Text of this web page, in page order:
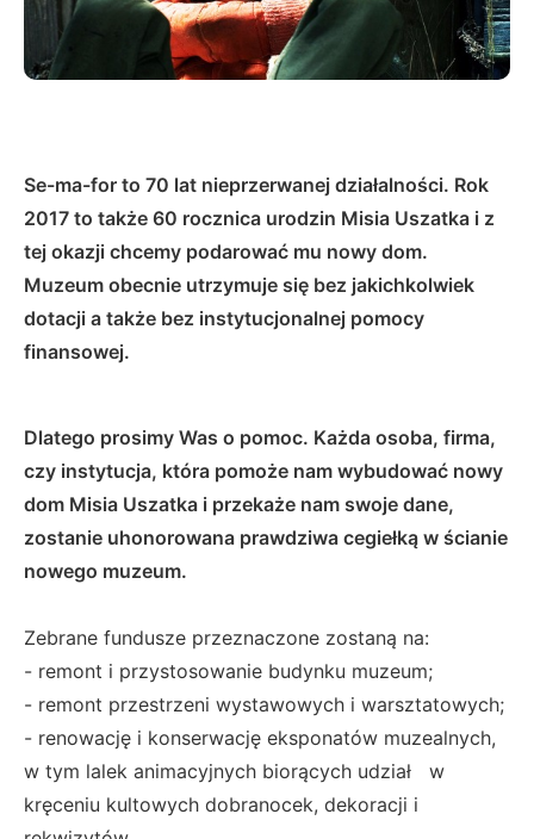
Se-ma-for to 70 lat nieprzerwanej działalności. Rok
2017 to także 60 rocznica urodzin Misia Uszatka i z
tej okazji chcemy podarować mu nowy dom.
Muzeum obecnie utrzymuje się bez jakichkolwiek
dotacji a także bez instytucjonalnej pomocy
finansowej.
Dlatego prosimy Was o pomoc. Każda osoba, firma,
czy instytucja, która pomoże nam wybudować nowy
dom Misia Uszatka i przekaże nam swoje dane,
zostanie uhonorowana prawdziwa cegiełką w ścianie
nowego muzeum.
Zebrane fundusze przeznaczone zostaną na:
- remont i przystosowanie budynku muzeum;
- remont przestrzeni wystawowych i warsztatowych;
- renowację i konserwację eksponatów muzealnych,
w tym lalek animacyjnych biorących udział w
kręceniu kultowych dobranocek, dekoracji i